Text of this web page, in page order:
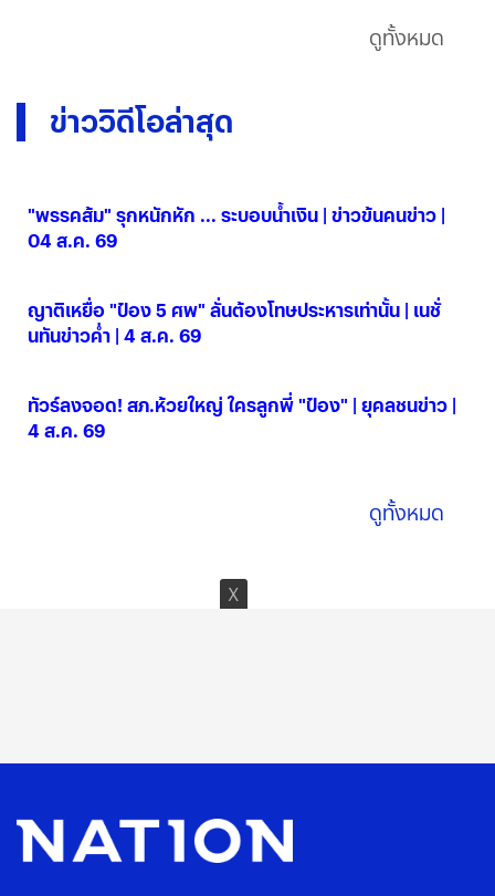
ดูทั้งหมด
ข่าววิดีโอล่าสุด
"พรรคส้ม" รุกหนักหัก ... ระบอบน้ำเงิน | ข่าวข้นคนข่าว |
04 ส.ค. 69
ญาติเหยื่อ "ป๋อง 5 ศพ" ลั่นต้องโทษประหารเท่านั้น | เนชั่
นทันข่าวค่ำ | 4 ส.ค. 69
ทัวร์ลงจอด! สภ.ห้วยใหญ่ ใครลูกพี่ "ป๋อง" | ยุคลชนข่าว |
4 ส.ค. 69
ดูทั้งหมด